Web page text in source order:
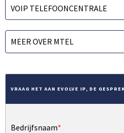
VOIP TELEFOONCENTRALE
MEER OVER MTEL
VRAAG HET AAN EVOLVE IP, DE
Bedrijfsnaam*